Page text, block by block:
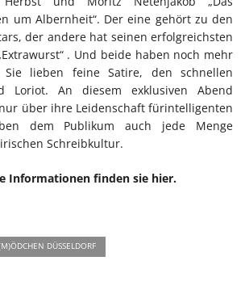
um Albernheit“. Der eine gehört zu den
der andere hat seinen erfolgreichsten
. Und beide haben noch mehr
Sie lieben feine Satire, den schnellen
Loriot. An diesem exklusiven Abend
über ihre Leidenschaft fürintelligenten
dem Publikum auch jede Menge
Schreibkultur.
Informationen finden sie hier.
DÜSSELDORF